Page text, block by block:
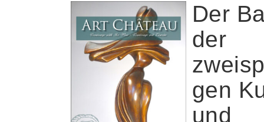
Der
der
gen
und